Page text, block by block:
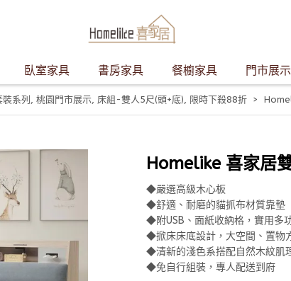
臥室家具 書房家具 餐櫥家具 門市展示
系列 , 桃園門市展示, 床組-雙人5尺(頭+底), 限時下殺88折
Homelike 喜家居
◆嚴選高級木心板
◆舒適、耐磨的貓抓布材質靠墊
◆附USB、面紙收納格，實用多
◆掀床床底設計，大空間、置物
◆清新的淺色系搭配自然木紋肌
◆免自行組裝，專人配送到府